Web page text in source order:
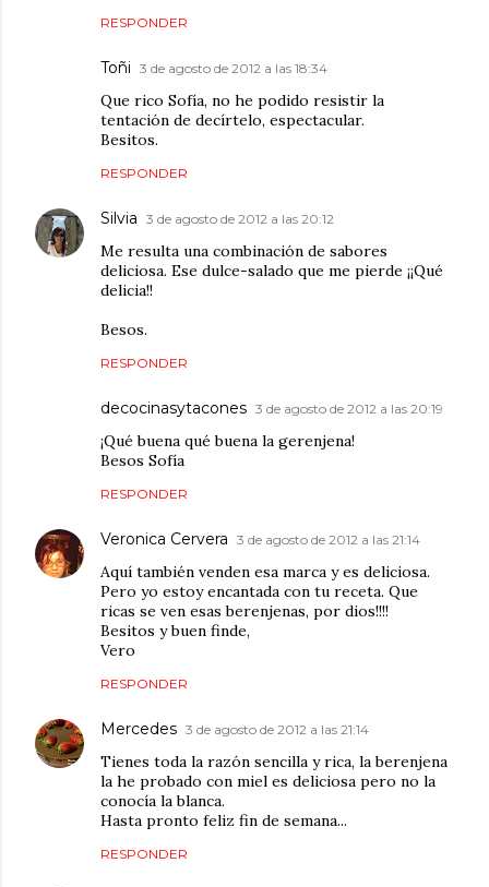
RESPONDER
Toñi 3 de agosto de 2012 a las 18:34
Que rico Sofía, no he podido resistir la
tentación de decírtelo, espectacular.
Besitos.
RESPONDER
Silvia 3 de agosto de 2012 a las 20:12
Me resulta una combinación de sabores
deliciosa. Ese dulce-salado que me pierde ¡¡Qué
delicia!!
Besos.
RESPONDER
decocinasytacones 3 de agosto de 2012 a las 20:19
¡Qué buena qué buena la gerenjena!
Besos Sofía
RESPONDER
Veronica Cervera 3 de agosto de 2012 a las 21:14
Aquí también venden esa marca y es deliciosa.
Pero yo estoy encantada con tu receta. Que
ricas se ven esas berenjenas, por dios!!!!
Besitos y buen finde,
Vero
RESPONDER
Mercedes 3 de agosto de 2012 a las 21:14
Tienes toda la razón sencilla y rica, la berenjena
la he probado con miel es deliciosa pero no la
conocía la blanca.
Hasta pronto feliz fin de semana...
RESPONDER